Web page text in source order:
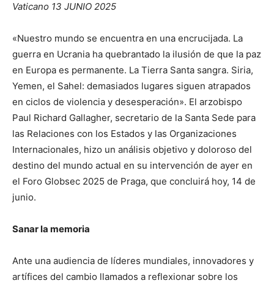
Vaticano 13 JUNIO 2025
«Nuestro mundo se encuentra en una encrucijada. La
guerra en Ucrania ha quebrantado la ilusión de que la paz
en Europa es permanente. La Tierra Santa sangra. Siria,
Yemen, el Sahel: demasiados lugares siguen atrapados
en ciclos de violencia y desesperación». El arzobispo
Paul Richard Gallagher, secretario de la Santa Sede para
las Relaciones con los Estados y las Organizaciones
Internacionales, hizo un análisis objetivo y doloroso del
destino del mundo actual en su intervención de ayer en
el Foro Globsec 2025 de Praga, que concluirá hoy, 14 de
junio.
Sanar la memoria
Ante una audiencia de líderes mundiales, innovadores y
artífices del cambio llamados a reflexionar sobre los